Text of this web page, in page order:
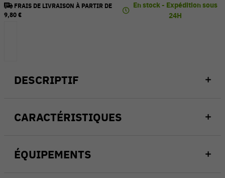
DESCRIPTIF
CARACTÉRISTIQUES
ÉQUIPEMENTS
FRAIS DE LIVRAISON À PARTIR DE
9,80 €
En stock - Expédition sous
24H